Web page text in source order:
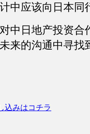
中应该向日本同
中日地产投资合
来的沟通中寻找